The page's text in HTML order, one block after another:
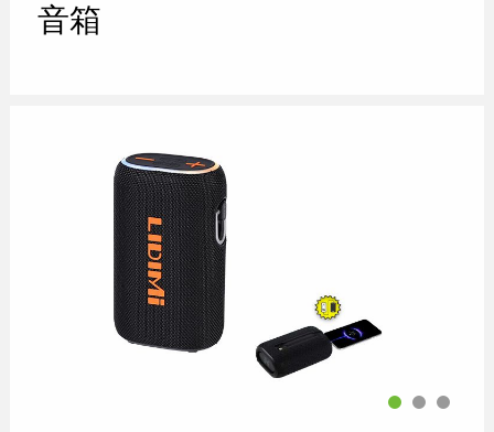
音箱